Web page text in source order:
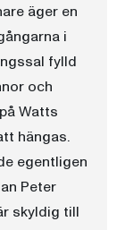
äger en
i
fylld
och
Watts
hängas.
egentligen
Peter
skyldig till